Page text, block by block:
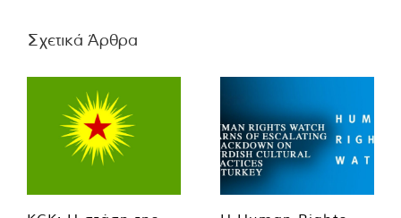
Σχετικά Άρθρα